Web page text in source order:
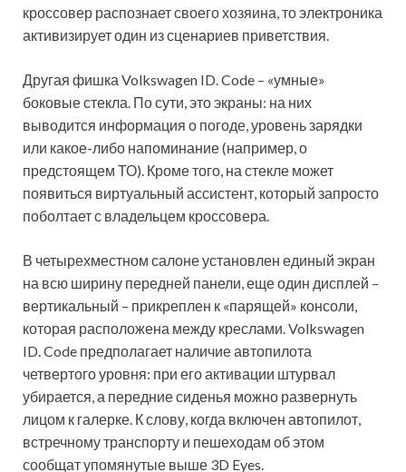
кроссовер распознает своего хозяина, то электроника
активизирует один из сценариев приветствия.
Другая фишка Volkswagen ID. Code – «умные»
боковые стекла. По сути, это экраны: на них
выводится информация о погоде, уровень зарядки
или какое-либо напоминание (например, о
предстоящем ТО). Кроме того, на стекле может
появиться виртуальный ассистент, который запросто
поболтает с владельцем кроссовера.
В четырехместном салоне установлен единый экран
на всю ширину передней панели, еще один дисплей –
вертикальный – прикреплен к «парящей» консоли,
которая расположена между креслами. Volkswagen
ID. Code предполагает наличие автопилота
четвертого уровня: при его активации штурвал
убирается, а передние сиденья можно развернуть
лицом к галерке. К слову, когда включен автопилот,
встречному транспорту и пешеходам об этом
сообщат упомянутые выше 3D Eyes.